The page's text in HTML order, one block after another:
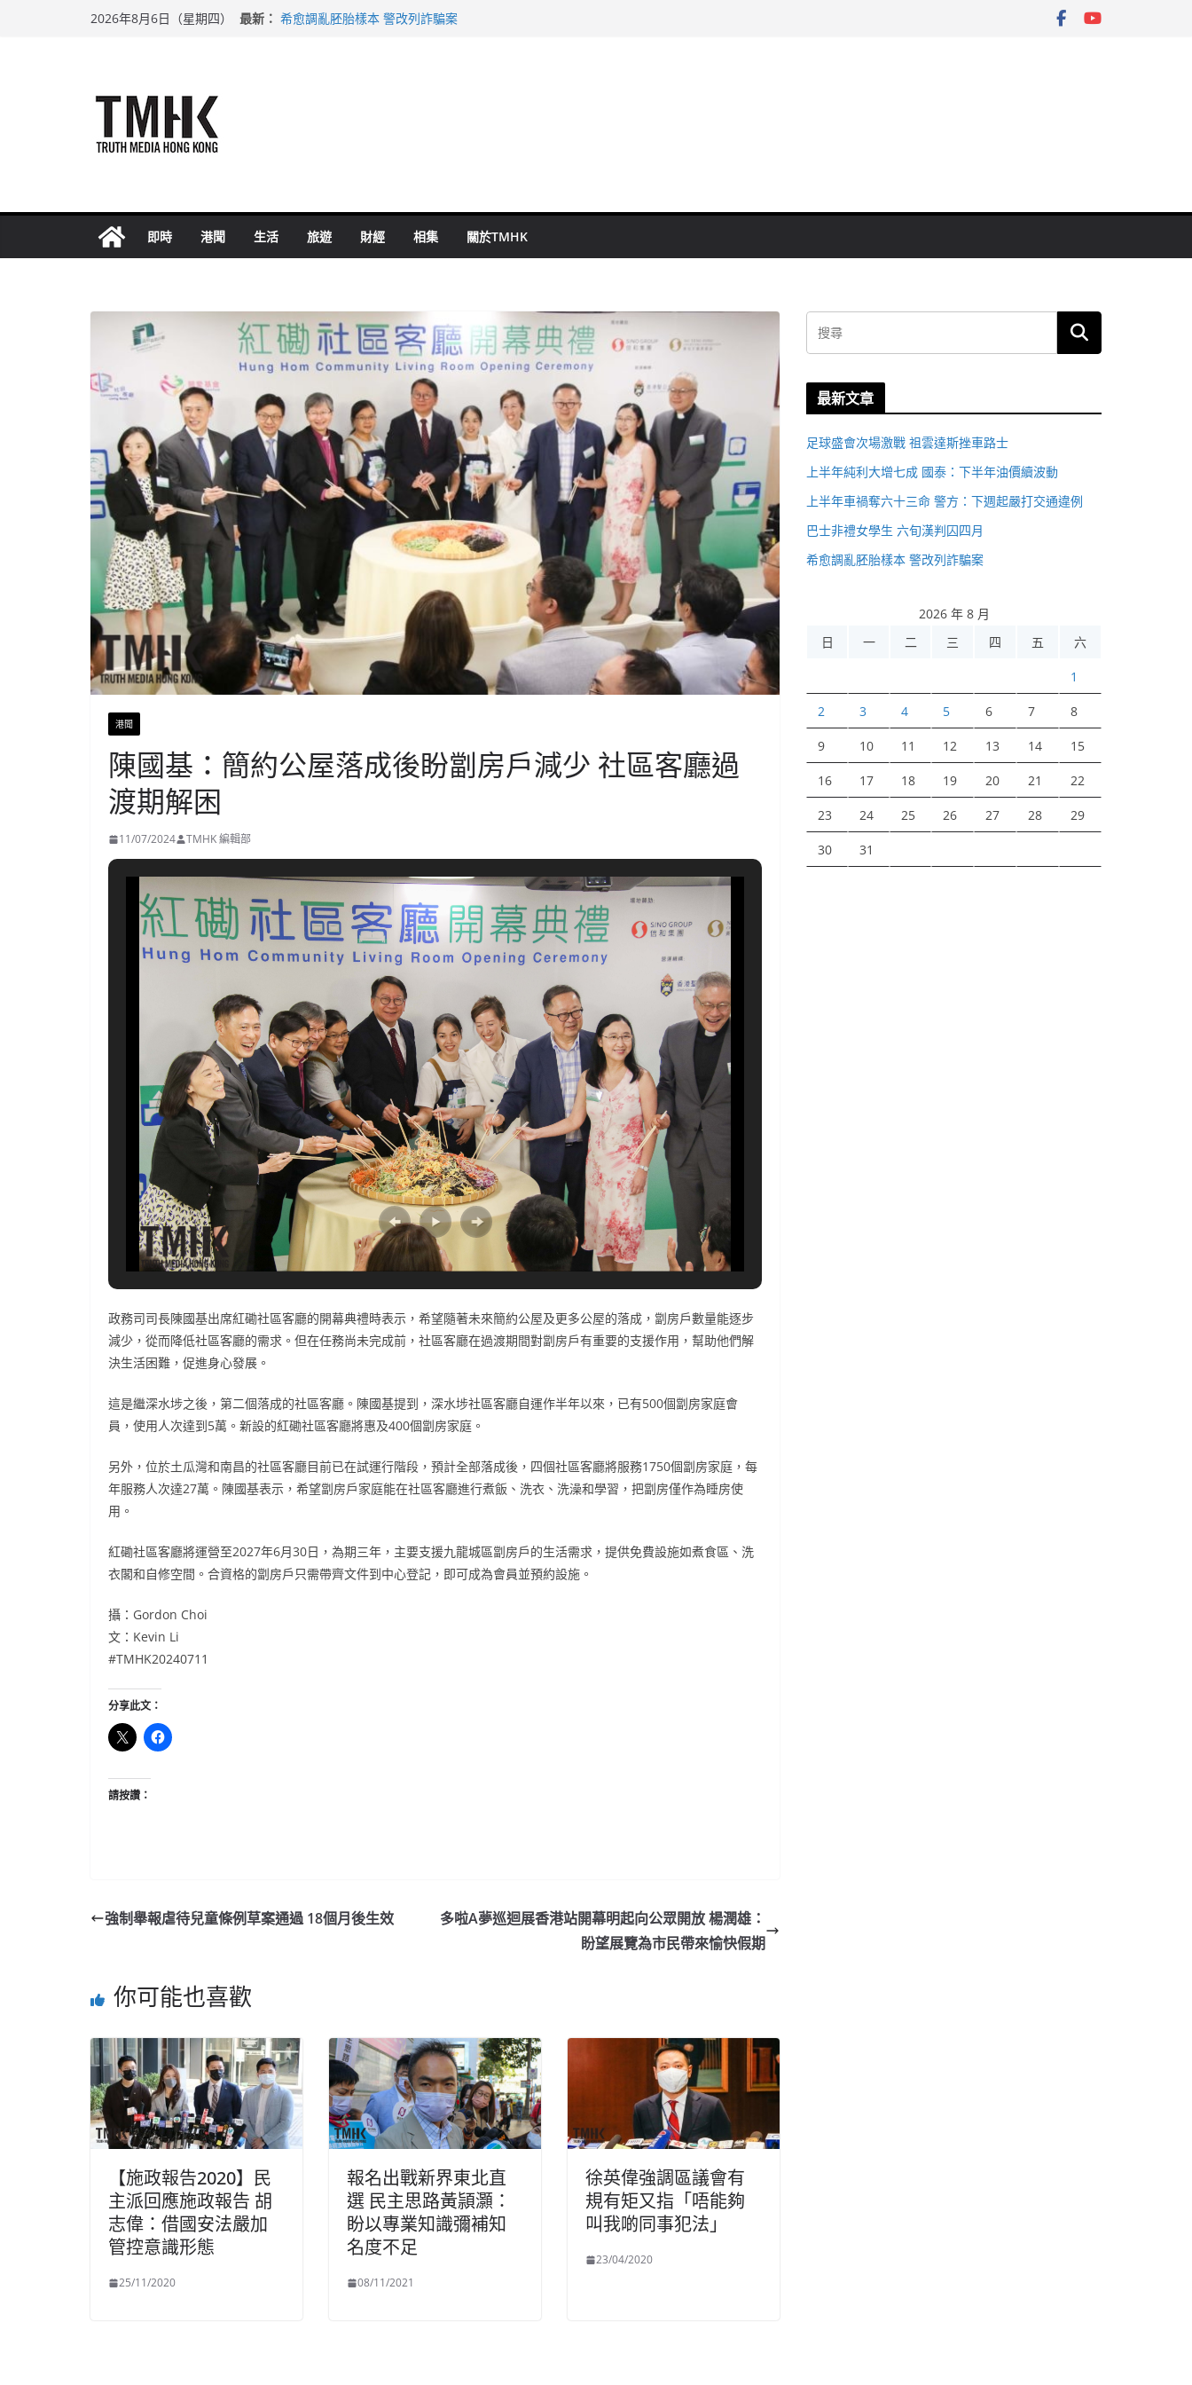
2026年8月6日（星期四） 最新： 希愈調亂胚胎樣本 警改列詐騙案
即時 港聞 生活 旅遊 財經 相集 關於TMHK
港聞
陳國基：簡約公屋落成後盼劏房戶減少 社區客廳過
渡期解困
11/07/2024 TMHK 編輯部
政務司司長陳國基出席紅磡社區客廳的開幕典禮時表示，希望隨著未來簡約公屋及更多公屋的落成，劏房戶數量能逐步
減少，從而降低社區客廳的需求。但在任務尚未完成前，社區客廳在過渡期間對劏房戶有重要的支援作用，幫助他們解
決生活困難，促進身心發展。
這是繼深水埗之後，第二個落成的社區客廳。陳國基提到，深水埗社區客廳自運作半年以來，已有500個劏房家庭會
員，使用人次達到5萬。新設的紅磡社區客廳將惠及400個劏房家庭。
另外，位於土瓜灣和南昌的社區客廳目前已在試運行階段，預計全部落成後，四個社區客廳將服務1750個劏房家庭，每
年服務人次達27萬。陳國基表示，希望劏房戶家庭能在社區客廳進行煮飯、洗衣、洗澡和學習，把劏房僅作為睡房使
用。
紅磡社區客廳將運營至2027年6月30日，為期三年，主要支援九龍城區劏房戶的生活需求，提供免費設施如煮食區、洗
衣閣和自修空間。合資格的劏房戶只需帶齊文件到中心登記，即可成為會員並預約設施。
攝：Gordon Choi
文：Kevin Li
#TMHK20240711
分享此文：
請按讚：
強制舉報虐待兒童條例草案通過 18個月後生效
多啦A夢巡迴展香港站開幕明起向公眾開放 楊潤雄：
盼望展覽為市民帶來愉快假期
你可能也喜歡
【施政報告2020】民
主派回應施政報告 胡
志偉：借國安法嚴加
管控意識形態
25/11/2020
報名出戰新界東北直
選 民主思路黃頴灝：
盼以專業知識彌補知
名度不足
08/11/2021
徐英偉強調區議會有
規有矩又指「唔能夠
叫我啲同事犯法」
23/04/2020
最新文章
足球盛會次場激戰 祖雲達斯挫車路士
上半年純利大增七成 國泰：下半年油價續波動
上半年車禍奪六十三命 警方：下週起嚴打交通違例
巴士非禮女學生 六旬漢判囚四月
希愈調亂胚胎樣本 警改列詐騙案
2026 年 8 月
日
一 二 三 四 五 六
1
2 3 4 5 6 7 8
9 10 11 12 13 14 15
16 17 18 19 20 21 22
23 24 25 26 27 28 29
30 31